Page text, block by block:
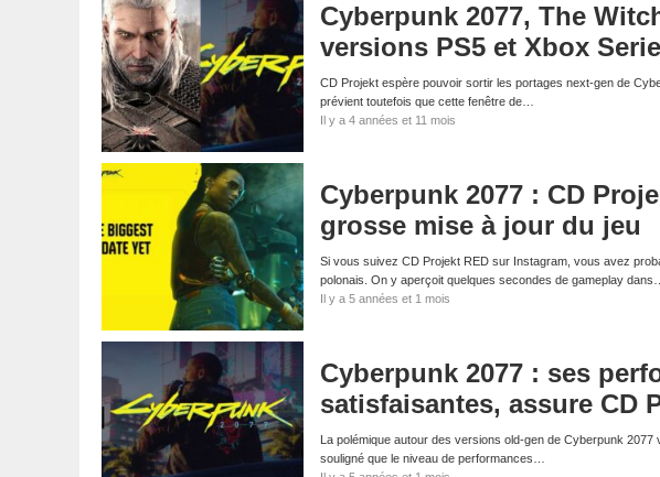
Cyberpunk 2077, The
versions PS5 et Xbox
CD Projekt espère pouvoir sortir les portages next-gen de
prévient toutefois que cette fenêtre de…
Il y a 4 années et 11 mois
Cyberpunk 2077 : CD
grosse mise à jour du jeu
Si vous suivez CD Projekt RED sur Instagram, vous avez
polonais. On y aperçoit quelques secondes de gameplay dans…
Il y a 5 années et 1 mois
Cyberpunk 2077 : ses
satisfaisantes, assure CD
La polémique autour des versions old-gen de Cyberpunk
souligné que le niveau de performances…